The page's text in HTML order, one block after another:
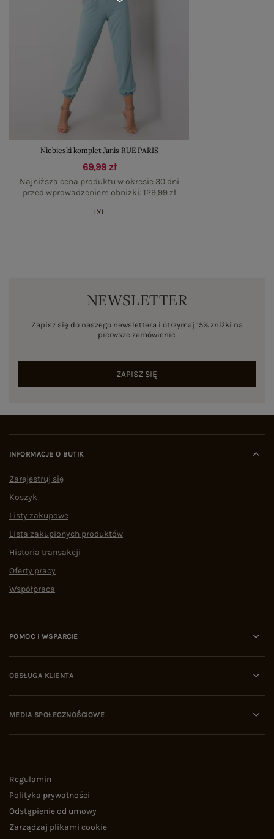
Niebieski komplet Janis RUE PARIS
69,99 zł
Najniższa cena produktu w okresie 30 dni
przed wprowadzeniem obniżki:129,99 zł
L XL
NEWSLETTER
Zapisz się do naszego newslettera i otrzymaj 15% zniżki na
pierwsze zamówienie
ZAPISZ SIĘ
INFORMACJE O BUTIK
Zarejestruj się
Koszyk
Listy zakupowe
Lista zakupionych produktów
Historia transakcji
Oferty pracy
Współpraca
POMOC I WSPARCIE
OBSŁUGA KLIENTA
MEDIA SPOŁECZNOŚCIOWE
Regulamin
Polityka prywatności
Odstąpienie od umowy
Zarządzaj plikami cookie